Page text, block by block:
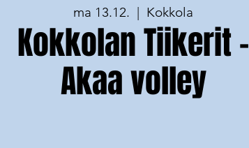
ma 13.12.
  |
Kokkola
Kokkolan Tiikerit -
Akaa volley